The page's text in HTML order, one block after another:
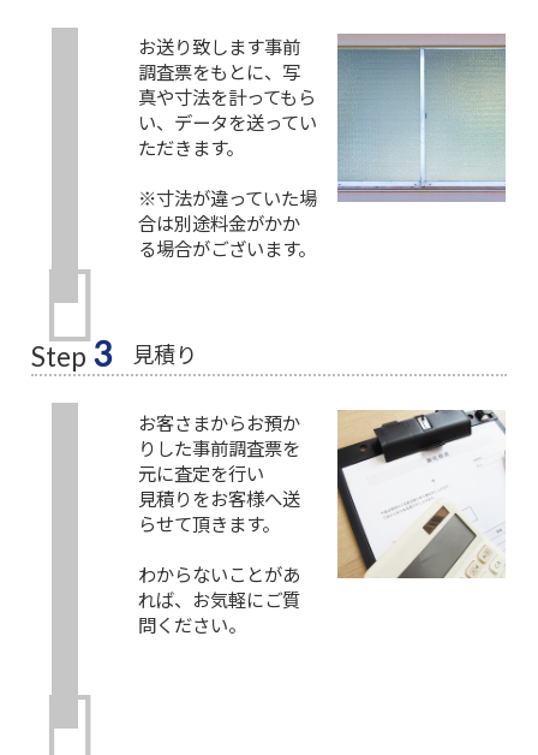
お送り致します事前
調査票をもとに、写
真や寸法を計ってもら
い、データを送ってい
ただきます。
※寸法が違っていた場
合は別途料金がかか
る場合がございます。
Step 3 見積り
お客さまからお預か
りした事前調査票を
元に査定を行い
見積りをお客様へ送
らせて頂きます。
わからないことがあ
れば、お気軽にご質
問ください。